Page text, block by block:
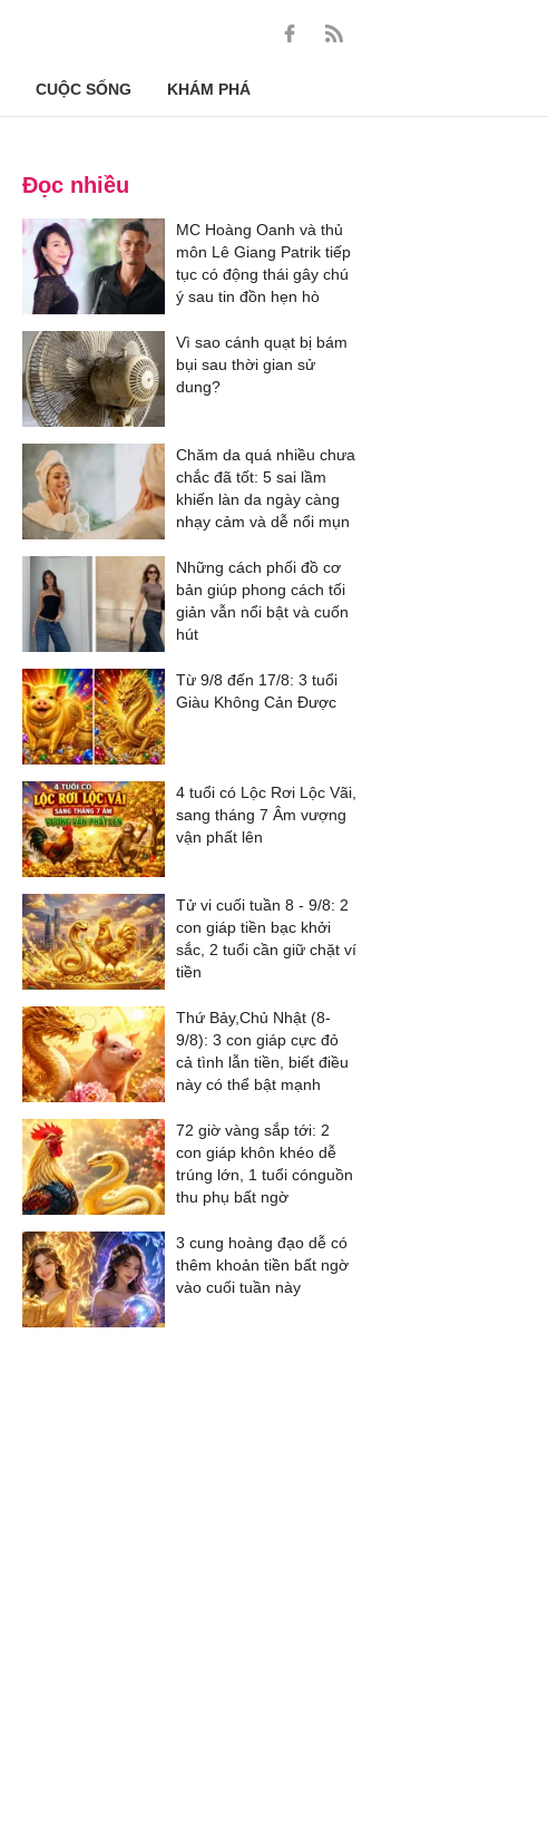
CUỘC SỐNG KHÁM PHÁ
Đọc nhiều
MC Hoàng Oanh và thủ
môn Lê Giang Patrik tiếp
tục có động thái gây chú
ý sau tin đồn hẹn hò
Vì sao cánh quạt bị bám
bụi sau thời gian sử
dung?
Chăm da quá nhiều chưa
chắc đã tốt: 5 sai lầm
khiến làn da ngày càng
nhạy cảm và dễ nổi mụn
Những cách phối đồ cơ
bản giúp phong cách tối
giản vẫn nổi bật và cuốn
hút
Từ 9/8 đến 17/8: 3 tuổi
Giàu Không Cản Được
4 tuổi có Lộc Rơi Lộc Vãi,
sang tháng 7 Âm vượng
vận phất lên
Tử vi cuối tuần 8 - 9/8: 2
con giáp tiền bạc khởi
sắc, 2 tuổi cần giữ chặt ví
tiền
Thứ Bảy,Chủ Nhật (8-
9/8): 3 con giáp cực đỏ
cả tình lẫn tiền, biết điều
này có thể bật mạnh
72 giờ vàng sắp tới: 2
con giáp khôn khéo dễ
trúng lớn, 1 tuổi cónguồn
thu phụ bất ngờ
3 cung hoàng đạo dễ có
thêm khoản tiền bất ngờ
vào cuối tuần này